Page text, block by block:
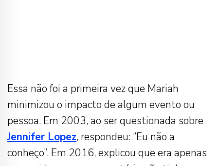
Essa não foi a primeira vez que Mariah
minimizou o impacto de algum evento ou
pessoa. Em 2003, ao ser questionada sobre
Jennifer Lopez, respondeu: “Eu não a
conheço”. Em 2016, explicou que era apenas